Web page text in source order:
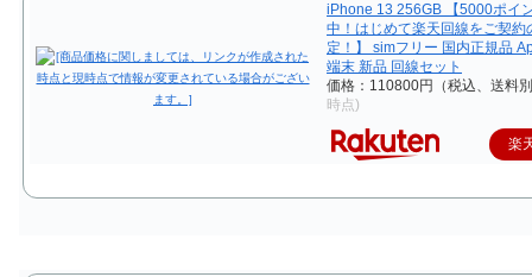
iPhone 13 256GB 【5000ポイ
中！はじめて楽天回線をご契約
定！】 simフリー 国内正規品
端末 新品 回線セット
価格：110800円（税込、送料
時点)
楽